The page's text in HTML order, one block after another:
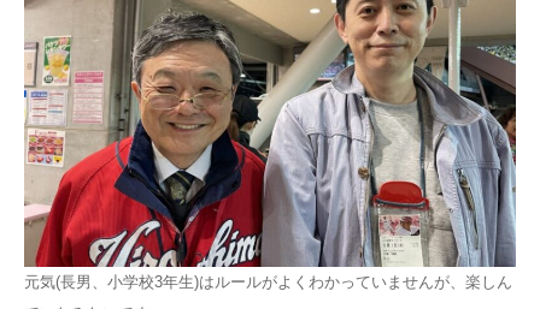
元気(長男、小学校3年生)はルールがよくわかっていませんが、楽しん